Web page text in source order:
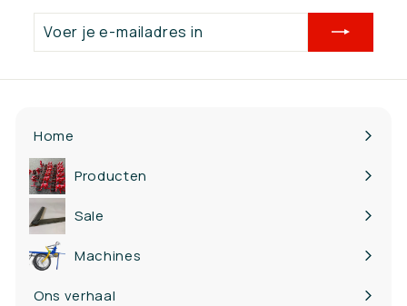
i
j
s
je
mailadres
Home
Producten
Bekijk
submenu
Sale
Machines
Ons verhaal